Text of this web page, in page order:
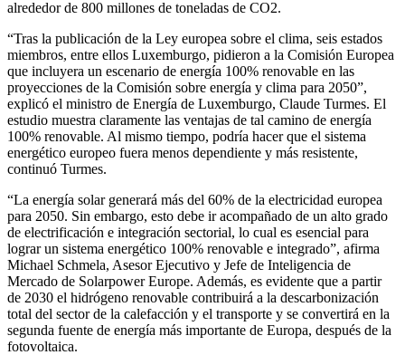
alrededor de 800 millones de toneladas de CO2.
“Tras la publicación de la Ley europea sobre el clima, seis estados
miembros, entre ellos Luxemburgo, pidieron a la Comisión Europea
que incluyera un escenario de energía 100% renovable en las
proyecciones de la Comisión sobre energía y clima para 2050”,
explicó el ministro de Energía de Luxemburgo, Claude Turmes. El
estudio muestra claramente las ventajas de tal camino de energía
100% renovable. Al mismo tiempo, podría hacer que el sistema
energético europeo fuera menos dependiente y más resistente,
continuó Turmes.
“La energía solar generará más del 60% de la electricidad europea
para 2050. Sin embargo, esto debe ir acompañado de un alto grado
de electrificación e integración sectorial, lo cual es esencial para
lograr un sistema energético 100% renovable e integrado”, afirma
Michael Schmela, Asesor Ejecutivo y Jefe de Inteligencia de
Mercado de Solarpower Europe. Además, es evidente que a partir
de 2030 el hidrógeno renovable contribuirá a la descarbonización
total del sector de la calefacción y el transporte y se convertirá en la
segunda fuente de energía más importante de Europa, después de la
fotovoltaica.